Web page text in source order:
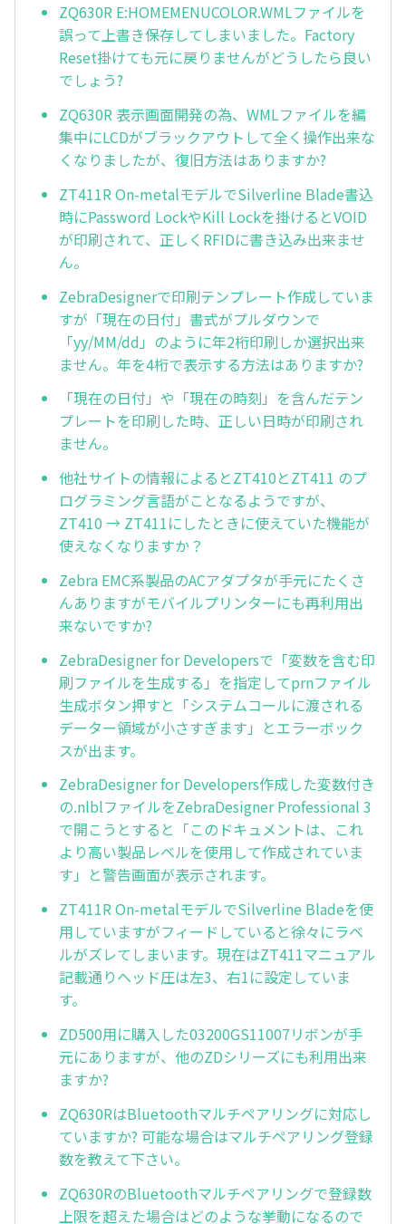
ZQ630R E:HOMEMENUCOLOR.WMLファイルを
誤って上書き保存してしまいました。Factory
Reset掛けても元に戻りませんがどうしたら良い
でしょう?
ZQ630R 表示画面開発の為、WMLファイルを編
集中にLCDがブラックアウトして全く操作出来な
くなりましたが、復旧方法はありますか?
ZT411R On-metalモデルでSilverline Blade書込
時にPassword LockやKill Lockを掛けるとVOID
が印刷されて、正しくRFIDに書き込み出来ませ
ん。
ZebraDesignerで印刷テンプレート作成していま
すが「現在の日付」書式がプルダウンで
「yy/MM/dd」のように年2桁印刷しか選択出来
ません。年を4桁で表示する方法はありますか?
「現在の日付」や「現在の時刻」を含んだテン
プレートを印刷した時、正しい日時が印刷され
ません。
他社サイトの情報によるとZT410とZT411 のプ
ログラミング言語がことなるようですが、
ZT410 → ZT411にしたときに使えていた機能が
使えなくなりますか？
Zebra EMC系製品のACアダプタが手元にたくさ
んありますがモバイルプリンターにも再利用出
来ないですか?
ZebraDesigner for Developersで「変数を含む印
刷ファイルを生成する」を指定してprnファイル
生成ボタン押すと「システムコールに渡される
データー領域が小さすぎます」とエラーボック
スが出ます。
ZebraDesigner for Developers作成した変数付き
の.nlblファイルをZebraDesigner Professional 3
で開こうとすると「このドキュメントは、これ
より高い製品レベルを使用して作成されていま
す」と警告画面が表示されます。
ZT411R On-metalモデルでSilverline Bladeを使
用していますがフィードしていると徐々にラベ
ルがズレてしまいます。現在はZT411マニュアル
記載通りヘッド圧は左3、右1に設定していま
す。
ZD500用に購入した03200GS11007リボンが手
元にありますが、他のZDシリーズにも利用出来
ますか?
ZQ630RはBluetoothマルチペアリングに対応し
ていますか? 可能な場合はマルチペアリング登録
数を教えて下さい。
ZQ630RのBluetoothマルチペアリングで登録数
上限を超えた場合はどのような挙動になるので